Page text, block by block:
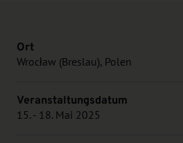
Ort
Wrocław (Breslau), Polen
Veranstaltungsdatum
15. - 18. Mai 2025